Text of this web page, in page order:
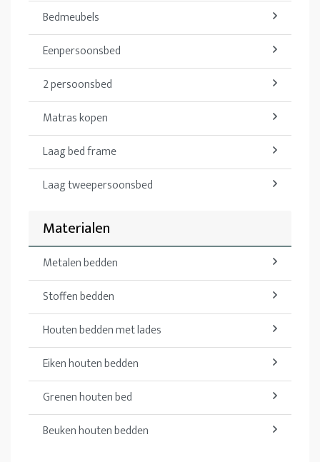
Bedmeubels
Eenpersoonsbed
2 persoonsbed
Matras kopen
Laag bed frame
Laag tweepersoonsbed
Materialen
Metalen bedden
Stoffen bedden
Houten bedden met lades
Eiken houten bedden
Grenen houten bed
Beuken houten bedden